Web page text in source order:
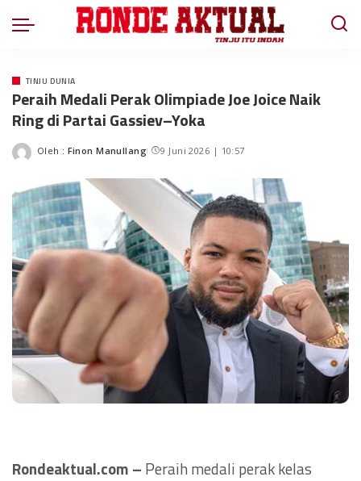
TINJU DUNIA
Peraih Medali Perak Olimpiade Joe Joice Naik
Ring di Partai Gassiev–Yoka
Oleh : Finon Manullang 9 Juni 2026 | 10:57
Rondeaktual.com – Peraih medali perak kelas